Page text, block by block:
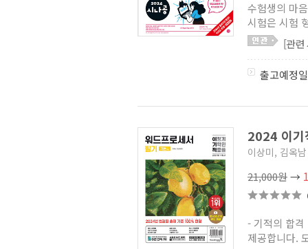
수험생의 마
시험은 시험
[관련
출고예정
2024 이기
이상미, 김옥남
21,000원→
- 기적의 합격
제공합니다.